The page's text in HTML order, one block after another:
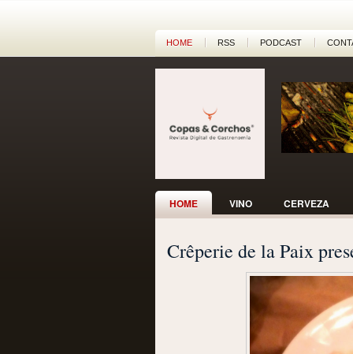
HOME RSS PODCAST
HOME VINO CERVEZA
Crêperie de la Paix